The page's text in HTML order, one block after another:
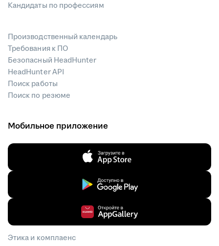
Кандидаты по профессиям
Производственный календарь
Требования к ПО
Безопасный HeadHunter
HeadHunter API
Поиск работы
Поиск по резюме
Мобильное приложение
Этика и комплаенс